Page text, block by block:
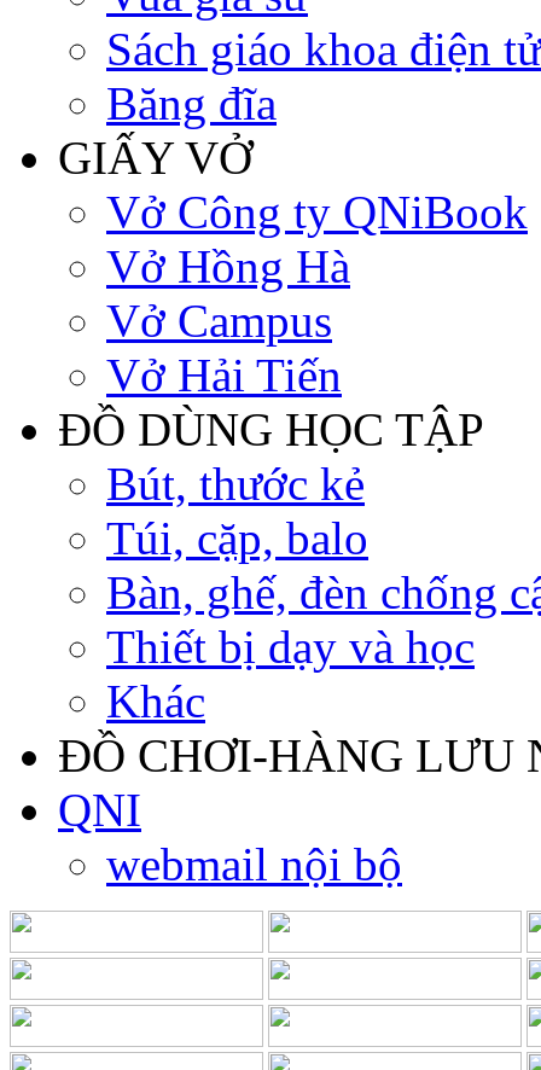
Sách giáo khoa điện tử
Băng đĩa
GIẤY VỞ
Vở Công ty QNiBook
Vở Hồng Hà
Vở Campus
Vở Hải Tiến
ĐỒ DÙNG HỌC TẬP
Bút, thước kẻ
Túi, cặp, balo
Bàn, ghế, đèn chống
Thiết bị dạy và học
Khác
ĐỒ CHƠI-HÀNG LƯU
QNI
webmail nội bộ